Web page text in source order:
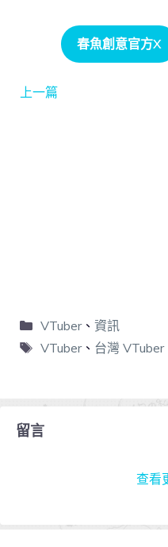
春魚創意官方X
上一篇
VTuber、 資訊
VTuber、 台灣 VTuber
留言
查看